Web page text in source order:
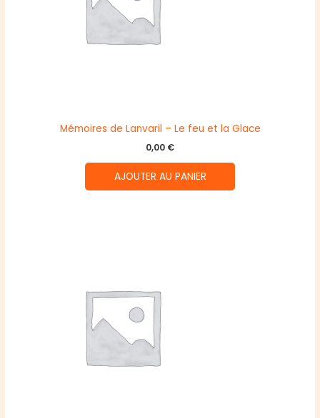
Mémoires de Lanvaril – Le feu et la Glace
0,00 €
AJOUTER AU PANIER